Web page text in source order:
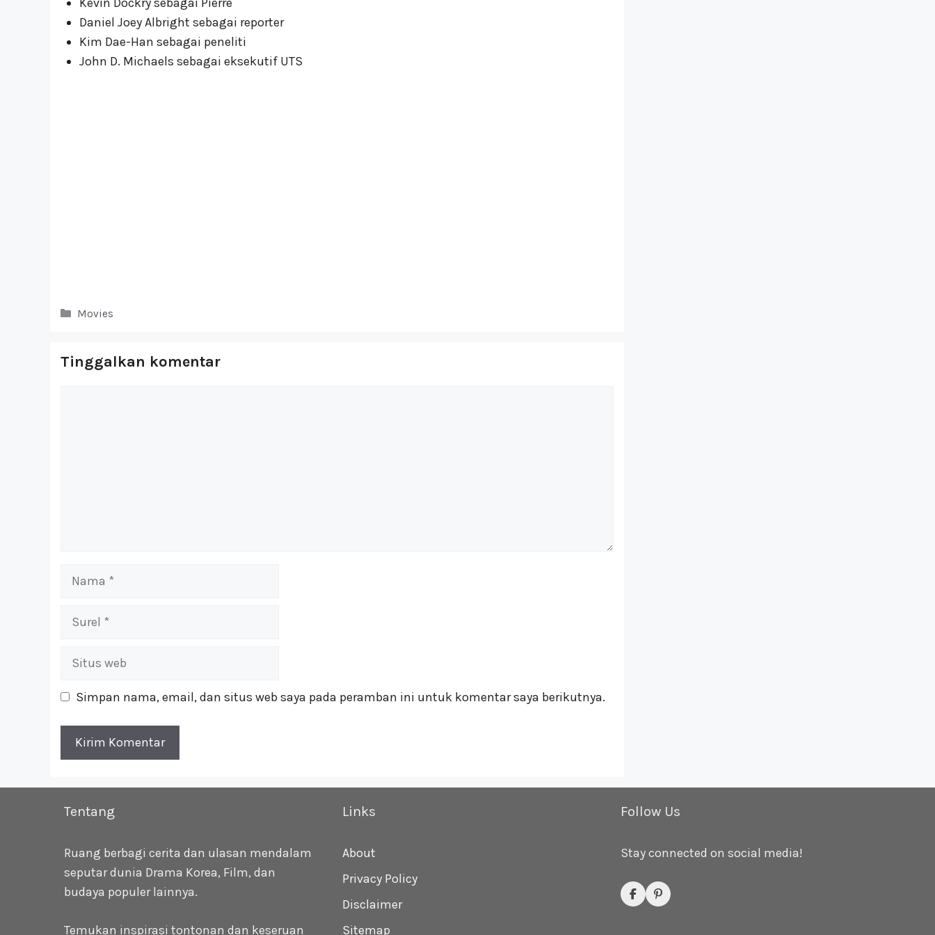
Daniel Joey Albright sebagai reporter
Kim Dae-Han sebagai peneliti
John D. Michaels sebagai eksekutif UTS
Kategori
Movies
Tinggalkan komentar
Nama
Surel
Situs
Simpan nama, email, dan situs web saya pada peramban ini untuk komentar saya berikutnya.
Tentang
Ruang berbagi cerita dan ulasan mendalam
seputar dunia Drama Korea, Film, dan
budaya populer lainnya.
Temukan inspirasi tontonan dan keseruan
Links
About
Privacy Policy
Disclaimer
Sitemap
Follow Us
Stay connected on social media!